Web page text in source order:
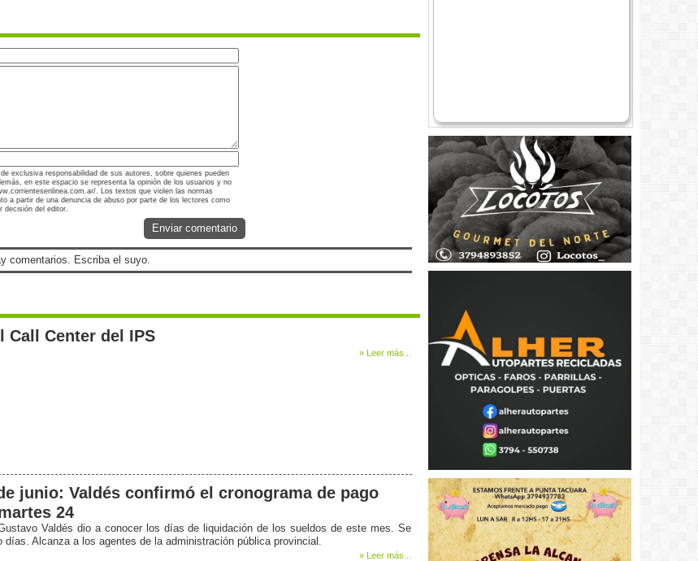
exclusiva responsabilidad de sus autores, sobre quienes pueden
en este espacio se representa la opinión de los usuarios y no
. Los textos que violen las normas
a partir de una denuncia de abuso por parte de los lectores como
decisión del editor.
Enviar comentario
comentarios. Escriba el suyo.
Call Center del IPS
» Leer más...
junio: Valdés confirmó el cronograma de pago
24
Valdés dio a conocer los días de liquidación de los sueldos de este mes. Se
días. Alcanza a los agentes de la administración pública provincial.
» Leer más...